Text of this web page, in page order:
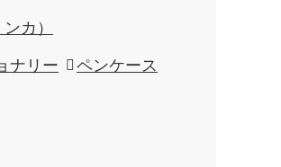
カ）
ナリー ペンケース